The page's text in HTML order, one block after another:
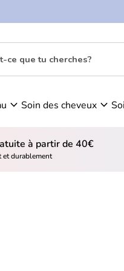
expand_more Soin des cheveux expand_more
à partir de 40€
et durablement